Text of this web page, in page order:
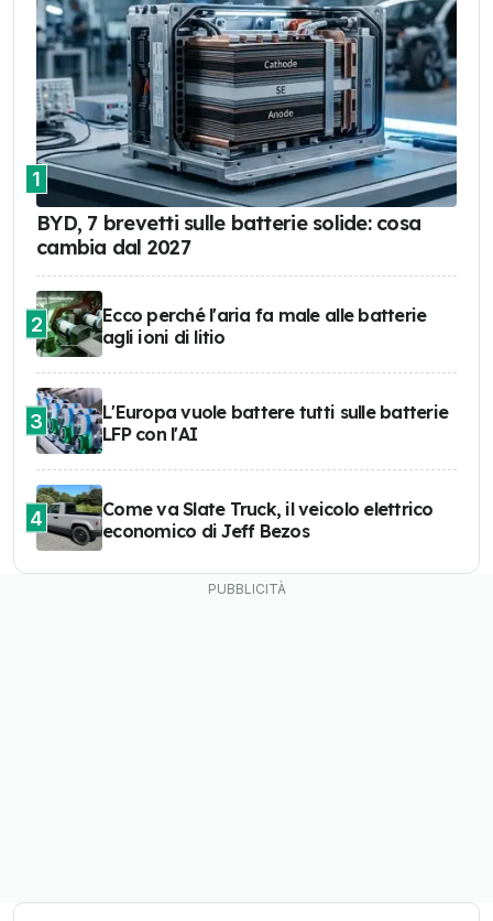
1
BYD, 7 brevetti sulle batterie solide: cosa
cambia dal 2027
2
Ecco perché l'aria fa male alle batterie
agli ioni di litio
3
L'Europa vuole battere tutti sulle batterie
LFP con l'AI
4
Come va Slate Truck, il veicolo elettrico
economico di Jeff Bezos